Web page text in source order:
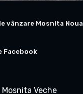
vânzare Mosnita Noua
Facebook
Veche